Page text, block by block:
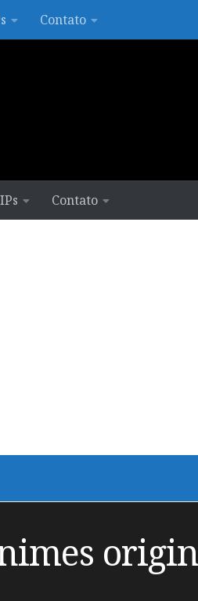
Contato
Contato